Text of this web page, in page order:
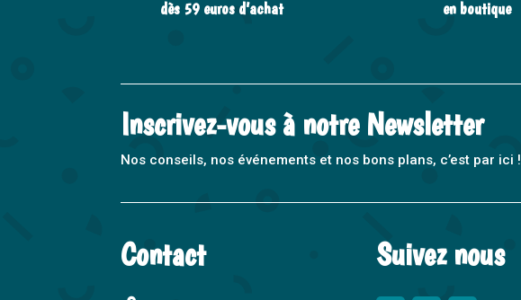
dès 59 euros d’achat
en boutique
Inscrivez-vous à notre Newsletter
Nos conseils, nos événements et nos bons plans, c’est par ici !
Contact Suivez nous